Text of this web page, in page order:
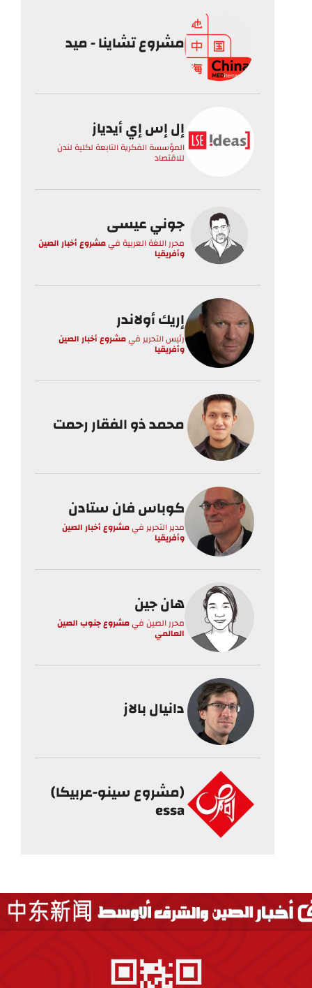
مشروع تشاينا - ميد
إل إس إي أيدياز
المؤسسة الفكرية التابعة لكلية لندن
للاقتصاد
جوني عيسى
محرر اللغة العربية فيمشروع أخبار الصين
وأفريقيا
إريك أولاندر
رئيس التحرير فيمشروع أخبار الصين
وأفريقيا
محمد ذو الفقار رحمت
كوباس فان ستادن
مدير التحرير فيمشروع أخبار الصين
وأفريقيا
هان جين
محرر الصينفيمشروع جنوب الصين
العالمي
دانيال بالاز
(مشروع سينو-عربيكا)
essa